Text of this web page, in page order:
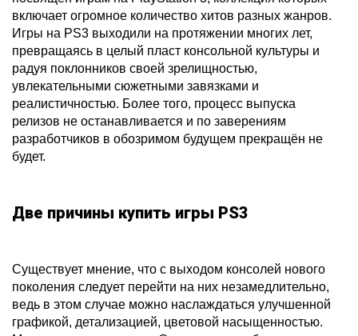
включает огромное количество хитов разных жанров.
Игры на PS3 выходили на протяжении многих лет,
превращаясь в целый пласт консольной культуры и
радуя поклонников своей зрелищностью,
увлекательными сюжетными завязками и
реалистичностью. Более того, процесс выпуска
релизов не останавливается и по заверениям
разработчиков в обозримом будущем прекращён не
будет.
Две причины купить игры PS3
Существует мнение, что с выходом консолей нового
поколения следует перейти на них незамедлительно,
ведь в этом случае можно наслаждаться улучшенной
графикой, детализацией, цветовой насыщенностью.